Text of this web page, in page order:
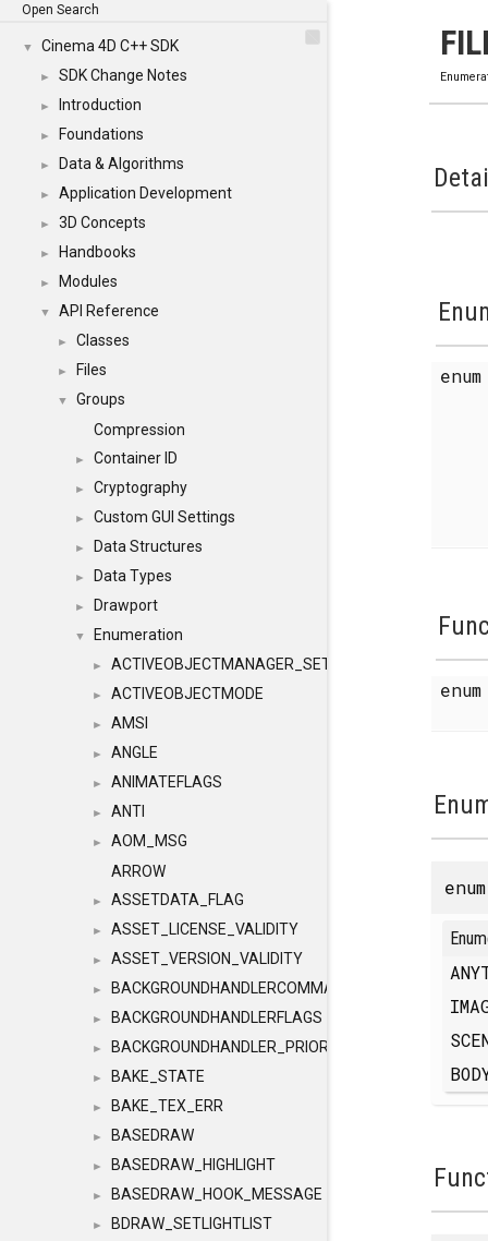
Open Search
▼ Cinema 4D C++ SDK
► SDK Change Notes
► Introduction
► Foundations
► Data & Algorithms
► Application Development
► 3D Concepts
► Handbooks
► Modules
▼ API Reference
► Classes
► Files
▼
Groups
Compression
► Container ID
► Cryptography
► Custom GUI Settings
► Data Structures
► Data Types
► Drawport
▼ Enumeration
► ACTIVEOBJECTMANAGER_SETOBJECTS
► ACTIVEOBJECTMODE
► AMSI
► ANGLE
► ANIMATEFLAGS
► ANTI
►
AOM_MSG
ARROW
► ASSETDATA_FLAG
► ASSET_LICENSE_VALIDITY
► ASSET_VERSION_VALIDITY
► BACKGROUNDHANDLERCOMMAND
► BACKGROUNDHANDLERFLAGS
► BACKGROUNDHANDLER_PRIORITY
► BAKE_STATE
► BAKE_TEX_ERR
► BASEDRAW
► BASEDRAW_HIGHLIGHT
► BASEDRAW_HOOK_MESSAGE
► BDRAW_SETLIGHTLIST